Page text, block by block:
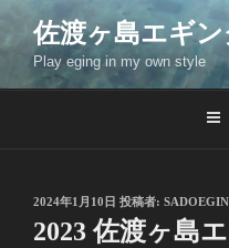
コ
ン
ン
佐渡ヶ島エギ
Play eging in my own style
投
稿
日:
2024年1月10日 投稿者:
2023 佐渡ヶ島